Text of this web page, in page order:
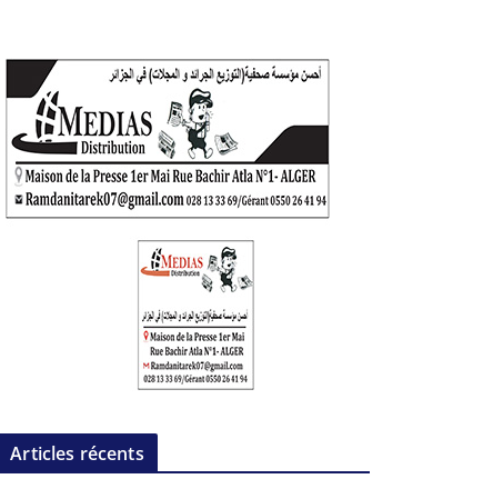
Articles récents